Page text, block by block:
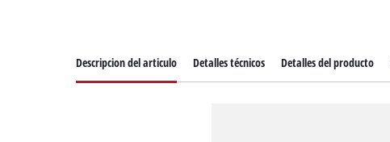
Descripcion del articulo Detalles técnicos Detalles del producto